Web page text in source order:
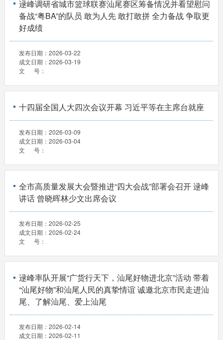
逯峰调研省城市篮球联赛汕尾赛区筹备情况并看望慰问
备战“粤BA”的队员 敢为人先 敢打敢拼 全力备战 争取更
好成绩
发布日期： 2026-03-22
成文日期： 2026-03-19
文 号：
十四届全国人大四次会议开幕 习近平等在主席台就座
发布日期： 2026-03-09
成文日期： 2026-03-04
文 号：
全市高质量发展大会暨推进“四大会战”部署会召开 逯峰
讲话 曾晓晖林少文出席会议
发布日期： 2026-02-25
成文日期： 2026-02-24
文 号：
逯峰率队开展“广货行天下，汕尾好物进北京”活动 带着
“汕尾好物”和汕尾人民的真挚情谊 诚邀北京市民走进汕
尾、了解汕尾、爱上汕尾
发布日期： 2026-02-14
成文日期： 2026-02-11